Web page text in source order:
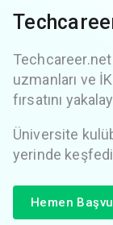
uzmanları ve
fırsatını
Üniversite
yerinde
Hemen